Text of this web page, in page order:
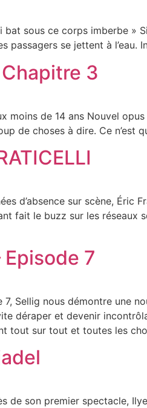
sous ce corps imberbe »
passagers se jettent à
3
moins de 14 ans Nouvel
de choses à dire. Ce n’est
d’absence sur scène,
fait le buzz sur les réseaux
Episode 7
7, Sellig nous démontre une
déraper et devenir
tout sur tout et toutes les
de son premier spectacle,